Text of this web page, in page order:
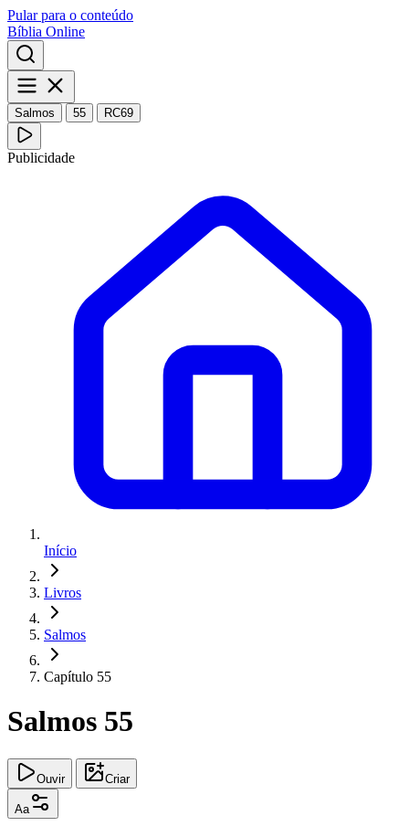
Pular para o conteúdo
Bíblia Online
Salmos 55 RC69
Publicidade
Início
Livros
Salmos
Capítulo 55
Salmos 55
Ouvir Criar
Aa